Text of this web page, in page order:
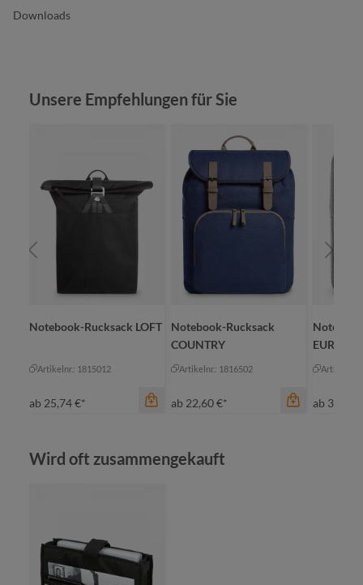
Downloads
Produktgalerie überspringen
Unsere Empfehlungen für Sie
Notebook-Rucksack LOFT
Artikelnr.: 1815012
ab 25,74 €*
Notebook-Rucksack
COUNTRY
Artikelnr.: 1816502
ab 22,60 €*
EUROPE
Artikelnr.:
ab 35,61
Produktgalerie überspringen
Wird oft zusammengekauft